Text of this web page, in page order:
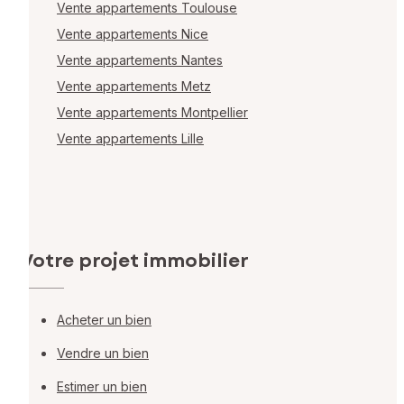
Vente appartements Toulouse
Vente appartements Nice
Vente appartements Nantes
Vente appartements Metz
Vente appartements Montpellier
Vente appartements Lille
Votre projet immobilier
Acheter un bien
Vendre un bien
Estimer un bien